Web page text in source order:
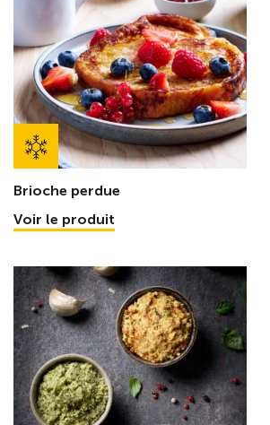
Brioche perdue
Voir le produit